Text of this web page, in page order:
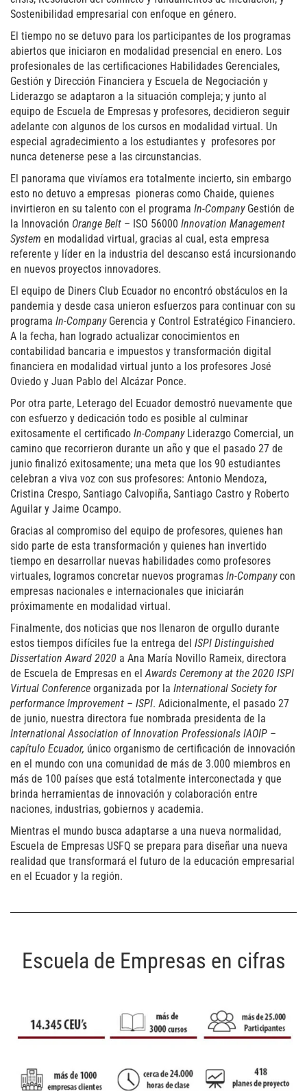
Sostenibilidad empresarial con enfoque en género.
El tiempo no se detuvo para los participantes de los programas
abiertos que iniciaron en modalidad presencial en enero. Los
profesionales de las certificaciones Habilidades Gerenciales,
Gestión y Dirección Financiera y Escuela de Negociación y
Liderazgo se adaptaron a la situación compleja; y junto al
equipo de Escuela de Empresas y profesores, decidieron seguir
adelante con algunos de los cursos en modalidad virtual. Un
especial agradecimiento a los estudiantes y profesores por
nunca detenerse pese a las circunstancias.
El panorama que vivíamos era totalmente incierto, sin embargo
esto no detuvo a empresas pioneras como Chaide, quienes
invirtieron en su talento con el programa In-CompanyGestión de
la Innovación Orange Belt – ISO 56000 Innovation Management
System en modalidad virtual, gracias al cual, esta empresa
referente y líder en la industria del descanso está incursionando
en nuevos proyectos innovadores.
El equipo de Diners Club Ecuador no encontró obstáculos en la
pandemia y desde casa unieron esfuerzos para continuar con su
programa In-CompanyGerencia y Control Estratégico Financiero.
A la fecha, han logrado actualizar conocimientos en
contabilidad bancaria e impuestos y transformación digital
financiera en modalidad virtual junto a los profesores José
Oviedo y Juan Pablo del Alcázar Ponce.
Por otra parte, Leterago del Ecuador demostró nuevamente que
con esfuerzo y dedicación todo es posible al culminar
exitosamente el certificado In-CompanyLiderazgo Comercial, un
camino que recorrieron durante un año y que el pasado 27 de
junio finalizó exitosamente; una meta que los 90 estudiantes
celebran a viva voz con sus profesores: Antonio Mendoza,
Cristina Crespo, Santiago Calvopiña, Santiago Castro y Roberto
Aguilar y Jaime Ocampo.
Gracias al compromiso del equipo de profesores, quienes han
sido parte de esta transformación y quienes han invertido
tiempo en desarrollar nuevas habilidades como profesores
virtuales, logramos concretar nuevos programas In-Companycon
empresas nacionales e internacionales que iniciarán
próximamente en modalidad virtual.
Finalmente, dos noticias que nos llenaron de orgullo durante
estos tiempos difíciles fue la entrega del ISPI Distinguished
Dissertation Award 2020 a Ana María Novillo Rameix, directora
de Escuela de Empresas en elAwards Ceremony at the 2020 ISPI
Virtual Conference organizada por la International Society for
performance Improvement – ISPI. Adicionalmente, el pasado 27
de junio, nuestra directora fue nombrada presidenta de la
International Association of Innovation Professionals IAOIP –
capítulo Ecuador, único organismo de certificación de innovación
en el mundo con una comunidad de más de 3.000 miembros en
más de 100 países que está totalmente interconectada y que
brinda herramientas de innovación y colaboración entre
naciones, industrias, gobiernos y academia.
Mientras el mundo busca adaptarse a una nueva normalidad,
Escuela de Empresas USFQ se prepara para diseñar una nueva
realidad que transformará el futuro de la educación empresarial
en el Ecuador y la región.
Escuela de Empresas en cifras